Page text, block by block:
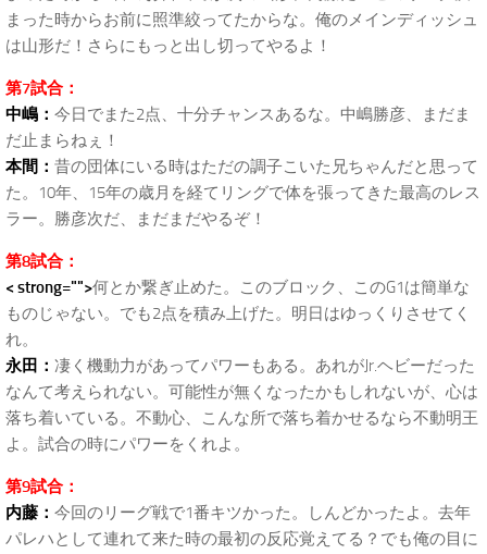
まった時からお前に照準絞ってたからな。俺のメインディッシュ
は山形だ！さらにもっと出し切ってやるよ！
第7試合：
中嶋： 今日でまた2点、十分チャンスあるな。中嶋勝彦、まだま
だ止まらねぇ！
本間： 昔の団体にいる時はただの調子こいた兄ちゃんだと思って
た。10年、15年の歳月を経てリングで体を張ってきた最高のレス
ラー。勝彦次だ、まだまだやるぞ！
第8試合：
< strong="">何とか繋ぎ止めた。このブロック、このG1は簡単な
ものじゃない。でも2点を積み上げた。明日はゆっくりさせてく
れ。
永田： 凄く機動力があってパワーもある。あれがJr.ヘビーだった
なんて考えられない。可能性が無くなったかもしれないが、心は
落ち着いている。不動心、こんな所で落ち着かせるなら不動明王
よ。試合の時にパワーをくれよ。
第9試合：
内藤： 今回のリーグ戦で1番キツかった。しんどかったよ。去年
パレハとして連れて来た時の最初の反応覚えてる？でも俺の目に